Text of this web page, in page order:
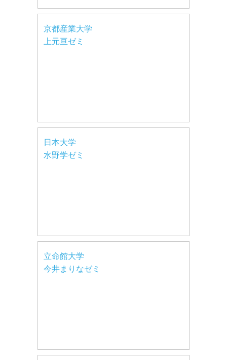
京都産業大学
上元亘ゼミ
日本大学
水野学ゼミ
立命館大学
今井まりなゼミ